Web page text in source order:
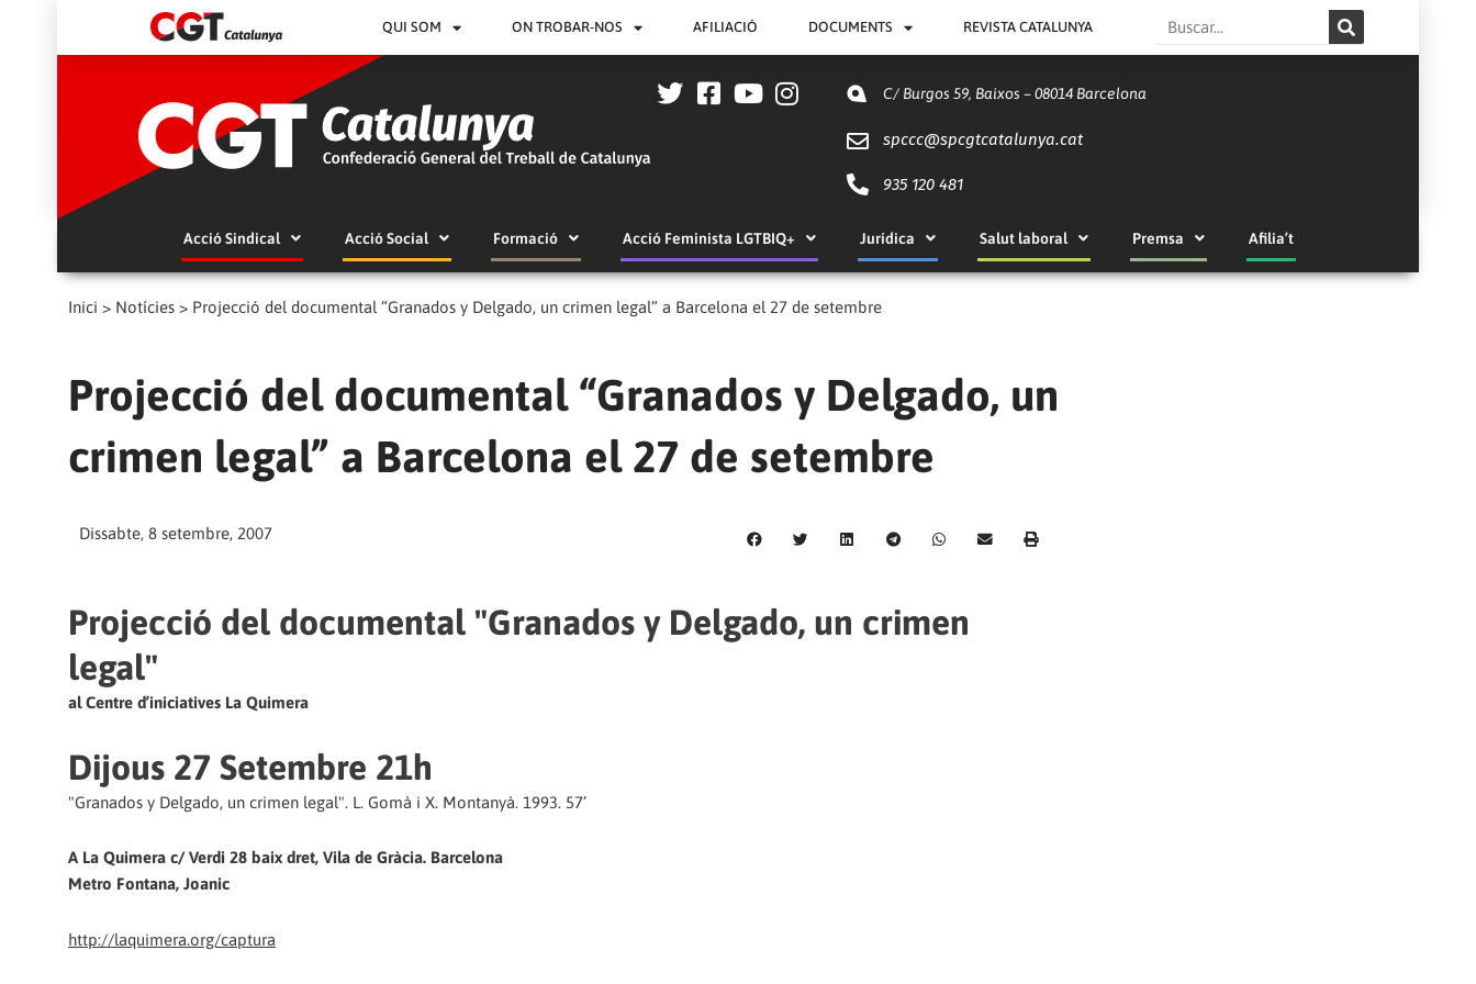
QUI SOM ON TROBAR-NOS AFILIACIÓ DOCUMENTS REVISTA CATALUNYA Search
C/ Burgos 59, Baixos – 08014 Barcelona
spccc@spcgtcatalunya.cat
935 120 481
Acció Sindical Acció Social Formació Acció Feminista LGTBIQ+ Jurídica Salut laboral Premsa Afilia’t
Inici > Notícies > Projecció del documental “Granados y Delgado, un crimen legal” a Barcelona el 27 de setembre
Projecció del documental “Granados y Delgado, un
crimen legal” a Barcelona el 27 de setembre
Dissabte, 8 setembre, 2007
Projecció del documental "Granados y Delgado, un crimen
legal"
al Centre d’iniciatives La Quimera
Dijous 27 Setembre 21h
"Granados y Delgado, un crimen legal". L. Gomà i X. Montanyà. 1993. 57’
A La Quimera c/ Verdi 28 baix dret, Vila de Gràcia. Barcelona
Metro Fontana, Joanic
http://laquimera.org/captura